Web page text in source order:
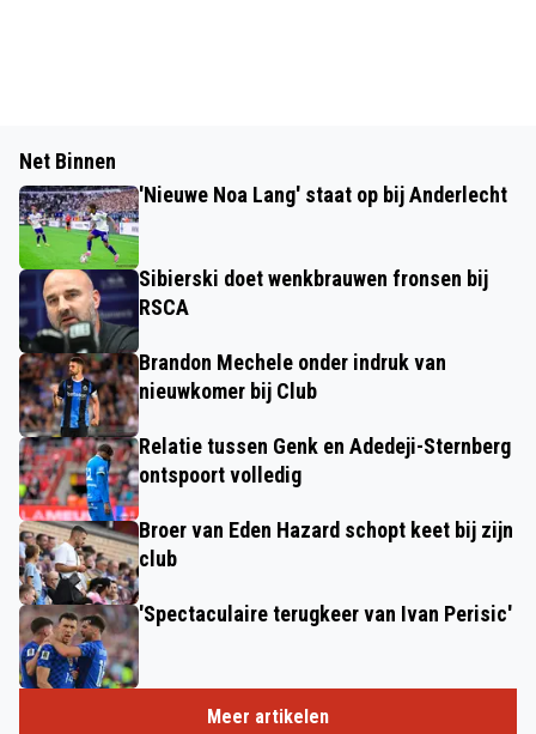
Net Binnen
'Nieuwe Noa Lang' staat op bij Anderlecht
Sibierski doet wenkbrauwen fronsen bij
RSCA
Brandon Mechele onder indruk van
nieuwkomer bij Club
Relatie tussen Genk en Adedeji-Sternberg
ontspoort volledig
Broer van Eden Hazard schopt keet bij zijn
club
'Spectaculaire terugkeer van Ivan Perisic'
Meer artikelen